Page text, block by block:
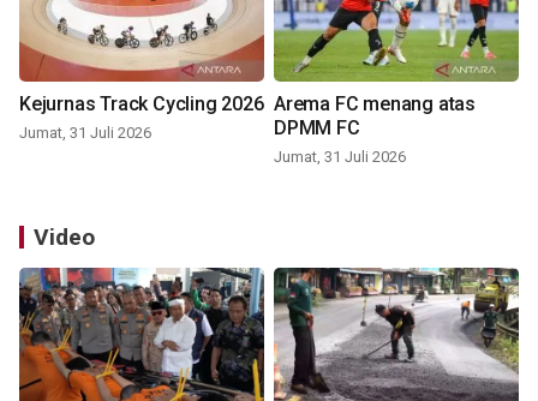
Kejurnas Track Cycling 2026
Jumat, 31 Juli 2026
Arema FC menang atas
DPMM FC
Jumat, 31 Juli 2026
Video